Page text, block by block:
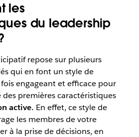
les
du leadership
repose sur plusieurs
qui en font un style de
engageant et efficace pour
des premières caractéristiques
active. En effet, ce style de
les membres de votre
à la prise de décisions, en